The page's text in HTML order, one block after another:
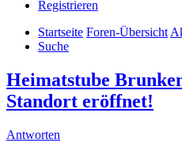
Registrieren
Startseite Foren-Übersicht
Suche
Heimatstube
Standort eröffnet!
Antworten